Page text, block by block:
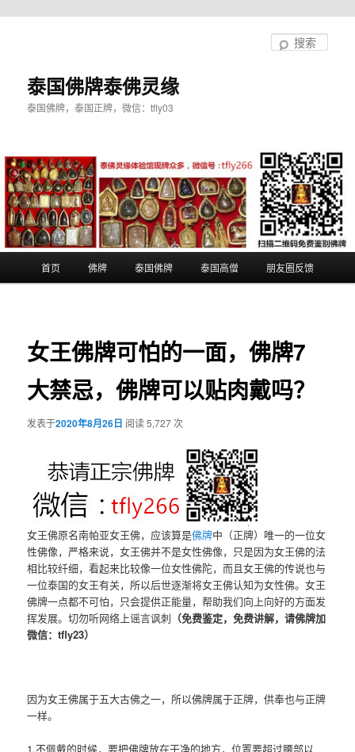
泰国佛牌泰佛灵缘
泰国佛牌，泰国正牌，微信：tfly03
首页 佛牌 泰国佛牌 泰国高僧 朋友圈反馈
女王佛牌可怕的一面，佛牌7
大禁忌，佛牌可以贴肉戴吗？
发表于2020年8月26日 阅读 5,727 次
女王佛原名南帕亚女王佛，应该算是佛牌中（正牌）唯一的一位女
性佛像，严格来说，女王佛并不是女性佛像，只是因为女王佛的法
相比较纤细，看起来比较像一位女性佛陀，而且女王佛的传说也与
一位泰国的女王有关，所以后世逐渐将女王佛认知为女性佛。女王
佛牌一点都不可怕，只会提供正能量，帮助我们向上向好的方面发
挥发展。切勿听网络上谣言讽刺 （免费鉴定，免费讲解，请佛牌加
微信：tfly23）
因为女王佛属于五大古佛之一，所以佛牌属于正牌，供奉也与正牌
一样。
1.不佩戴的时候，要把佛牌放在干净的地方，位置要超过腰部以